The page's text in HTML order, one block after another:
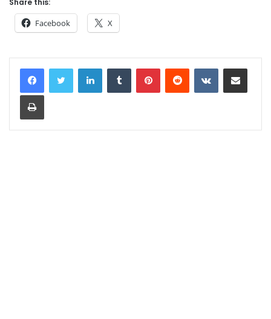
Share this:
Facebook X
LinkedInTumblr PinterestReddit VKontakteShare via Email
Print